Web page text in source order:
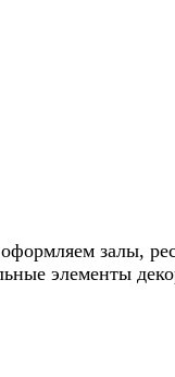
залы,
элементы